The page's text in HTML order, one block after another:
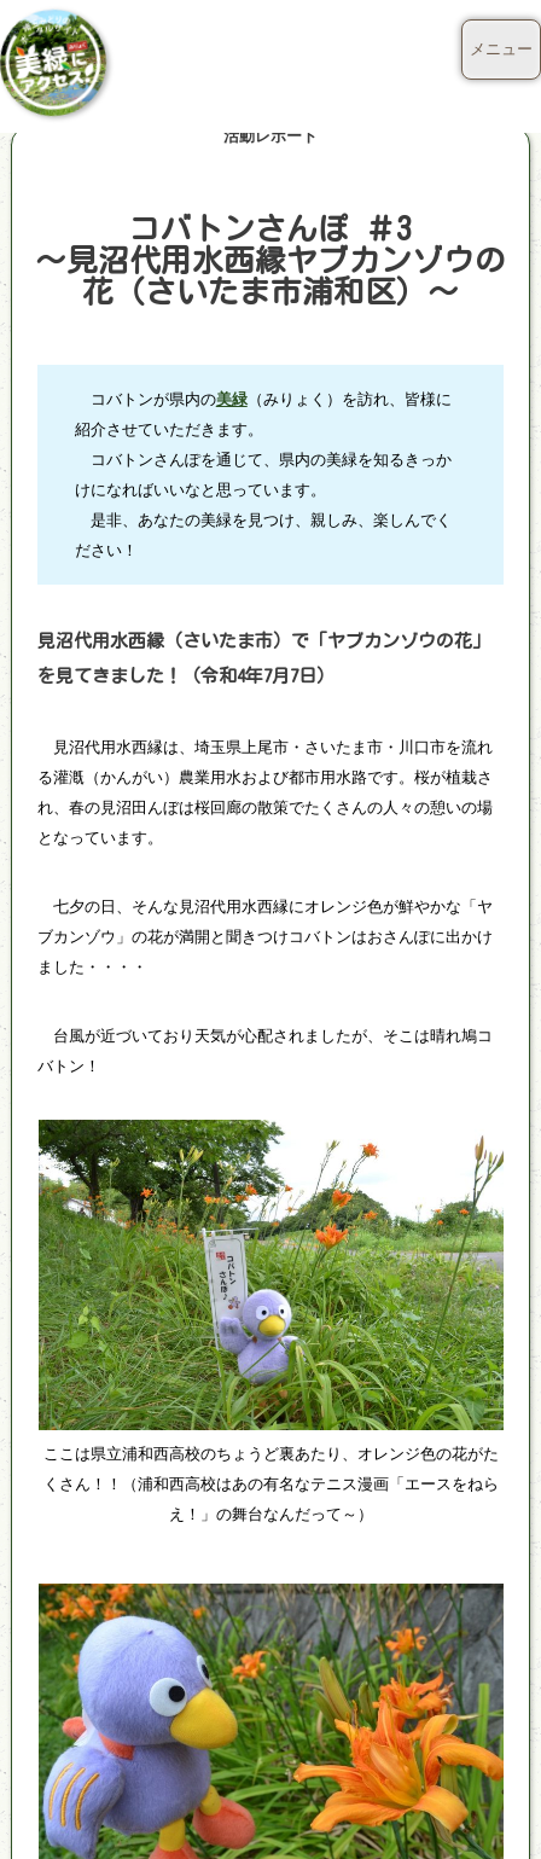
活動レポート
コバトンさんぽ ＃3
～見沼代用水西縁ヤブカンゾウの
花（さいたま市浦和区）～
コバトンが県内の美緑（みりょく）を訪れ、皆様に
紹介させていただきます。
コバトンさんぽを通じて、県内の美緑を知るきっか
けになればいいなと思っています。
是非、あなたの美緑を見つけ、親しみ、楽しんでく
ださい！
見沼代用水西縁（さいたま市）で「ヤブカンゾウの花」
を見てきました！（令和4年7月7日）
見沼代用水西縁は、埼玉県上尾市・さいたま市・川口市を流れ
る灌漑（かんがい）農業用水および都市用水路です。桜が植栽さ
れ、春の見沼田んぼは桜回廊の散策でたくさんの人々の憩いの場
となっています。
七夕の日、そんな見沼代用水西縁にオレンジ色が鮮やかな「ヤ
ブカンゾウ」の花が満開と聞きつけコバトンはおさんぽに出かけ
ました・・・・
台風が近づいており天気が心配されましたが、そこは晴れ鳩コ
バトン！
ここは県立浦和西高校のちょうど裏あたり、オレンジ色の花がた
くさん！！（浦和西高校はあの有名なテニス漫画「エースをねら
え！」の舞台なんだって～）
メニュー